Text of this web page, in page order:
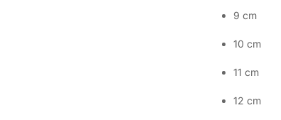
9 cm
10 cm
11 cm
12 cm